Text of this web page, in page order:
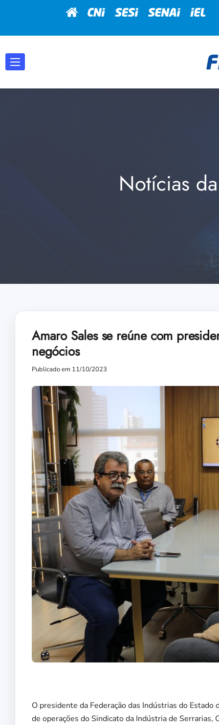
Notícias
Amaro Sales se reúne com
negócios
Publicado em 11/10/2023
O presidente da Federação das Indústrias do
de operações do Sindicato da Indústria de Serrarias,